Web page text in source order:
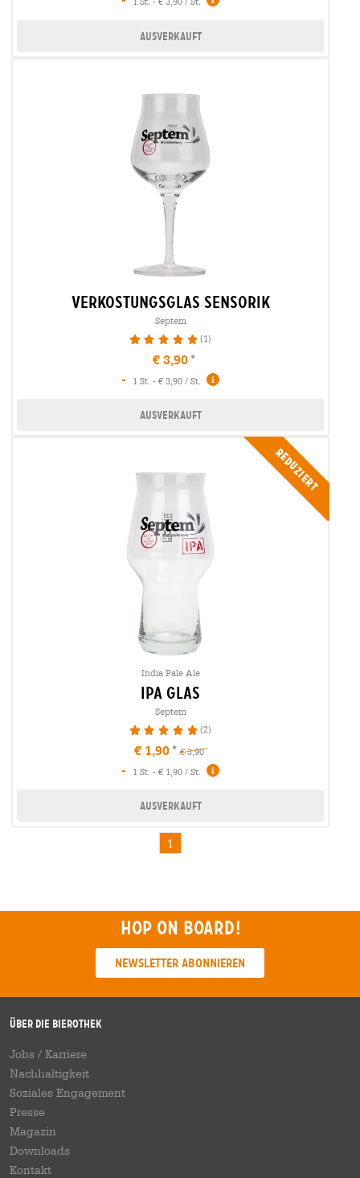
Ausverkauft
verkostungsglas sensorik
Septem
100% (1)
€ 3,90
-
1 St. - € 3,90 / St.
Ausverkauft
Reduziert
India Pale Ale
ipa glas
Septem
100% (2)
€ 1,90 € 3,90
- 1 St. - € 1,90 / St.
Ausverkauft
1
Hop on board!
Newsletter abonnieren
Über die Bierothek
Jobs / Karriere
Nachhaltigkeit
Soziales Engagement
Presse
Magazin
Downloads
Kontakt